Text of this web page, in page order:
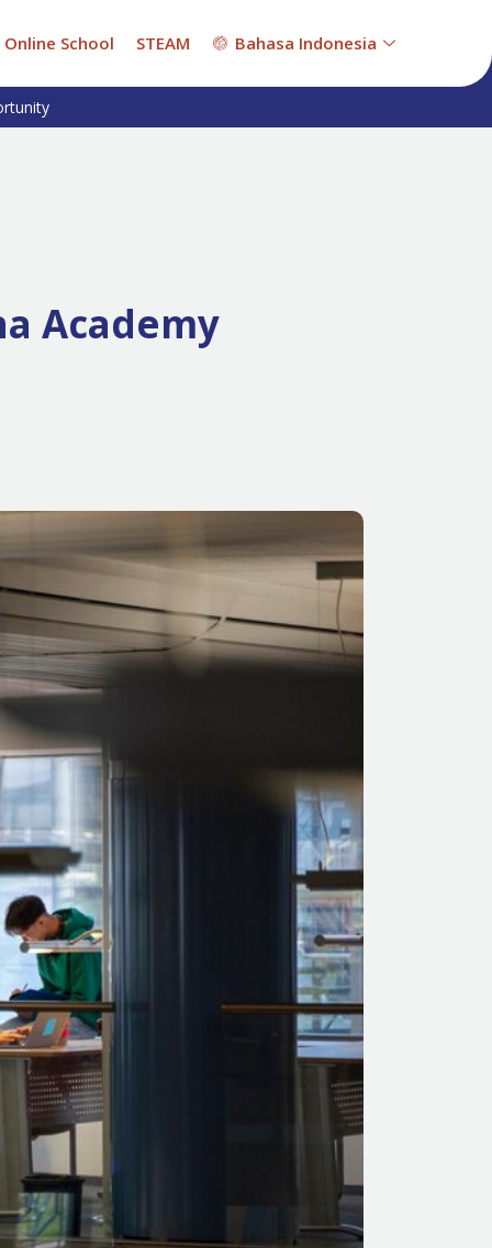
Online School STEAM Bahasa Indonesia
Academy